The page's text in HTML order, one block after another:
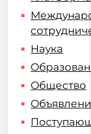
Наука
Общество